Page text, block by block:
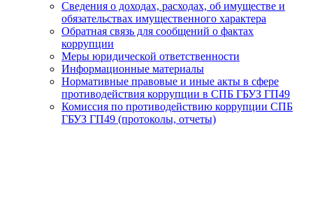
Сведения о доходах, расходах, об имуществе и
обязательствах имущественного характера
Обратная связь для сообщений о фактах
коррупции
Меры юридической ответственности
Информационные материалы
Нормативные правовые и иные акты в сфере
противодействия коррупции в СПБ ГБУЗ ГП49
Комиссия по противодействию коррупции СПБ
ГБУЗ ГП49 (протоколы, отчеты)